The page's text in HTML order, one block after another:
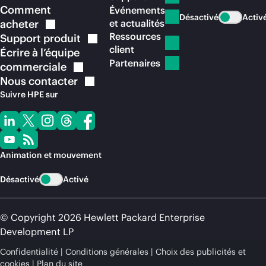
Comment
acheter
Support produit
Écrire à l’équipe
commerciale
Nouscontacter
Suivre HPE sur
Animation et mouvement
Désactivé Activé
Événements
et actualités
Ressources
client
Partenaires
Désactivé
© Copyright 2026 Hewlett Packard Enterprise
Development LP
Confidentialité Conditions générales
Choix des publicités et
cookies
Plan du site